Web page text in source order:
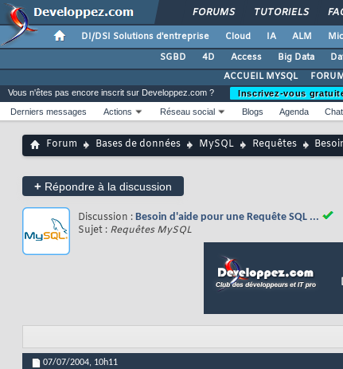
FORUMS TUTORIELS
DI/DSI Solutions d'entreprise Cloud IA ALM
SGBD
4D Access Big Data
ACCUEIL MYSQL
Vous n'êtes pas encore inscrit sur Developpez.com ?
Inscrivez-vous
Derniers messages
Actions Réseau social Blogs Agenda Chat
Forum Bases de données MySQL Requêtes
+ Répondre à la discussion
Discussion : Besoin d'aide pour une Requête SQL ...
Sujet : Requêtes MySQL
07/07/2004, 10h11